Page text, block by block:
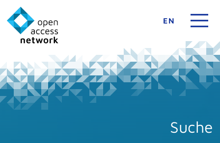
EN
Suche